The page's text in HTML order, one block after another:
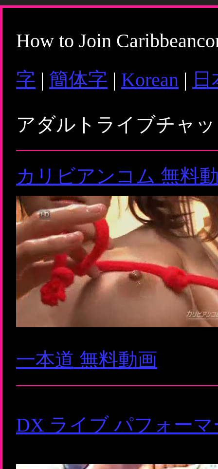
How to Join
字 | 簡体字 | Korean |
アダルトライブチャ
カリビアンコム 無料
一本道 無料動画
DX ライブ パフォー